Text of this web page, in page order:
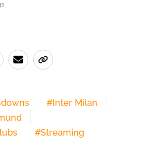
#Inter Milan
#Streaming